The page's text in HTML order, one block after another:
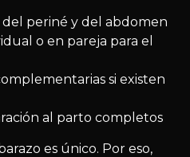
periné y del abdomen
o en pareja para el
si existen
al parto completos
es único. Por eso,